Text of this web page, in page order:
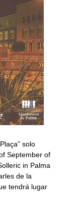
solo
September of
in Palma
de la
tendrá lugar